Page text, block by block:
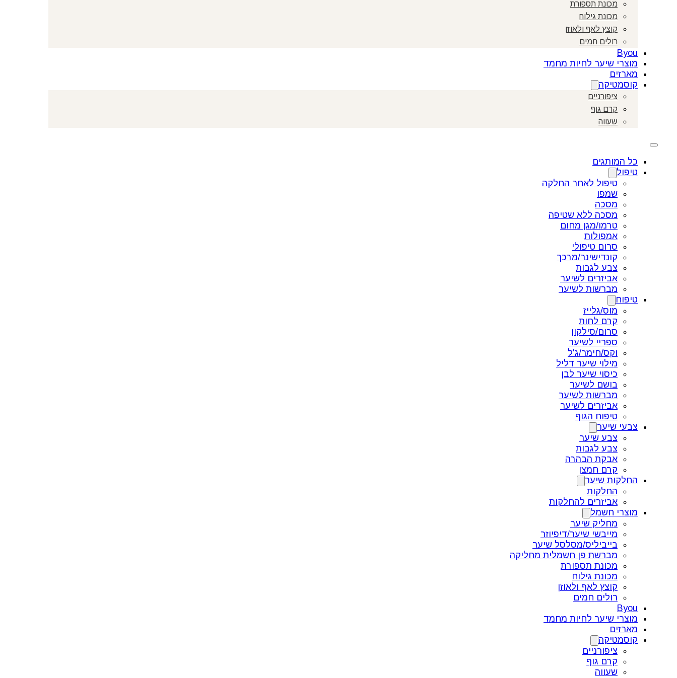
מכונת תספורת
מכונת גילוח
קוצץ לאף ולאוזן
רולים חמים
Byou
מוצרי שיער לחיות מחמד
מארזים
קוסמטיקה
ציפורניים
קרם גוף
שעווה
כל המותגים
טיפול
טיפול לאחר החלקה
שמפו
מסכה
מסכה ללא שטיפה
טרמו/מגן מחום
אמפולות
סרום טיפולי
קונדישינר/מרכך
צבע לגבות
אביזרים לשיער
מברשות לשיער
טיפוח
מוס/גלייז
קרם לחות
סרום/סילקון
ספריי לשיער
וקס/חימר/ג'ל
מילוי שיער דליל
כיסוי שיער לבן
בושם לשיער
מברשות לשיער
אביזרים לשיער
טיפוח הגוף
צבעי שיער
צבע שיער
צבע לגבות
אבקת הבהרה
קרם חמצן
החלקות שיער
החלקות
אביזרים להחלקות
מוצרי חשמל
מחליק שיער
מייבשי שיער/דיפיוזר
בייביליס/מסלסל שיער
מברשת פן חשמלית מחליקה
מכונת תספורת
מכונת גילוח
קוצץ לאף ולאוזן
רולים חמים
Byou
מוצרי שיער לחיות מחמד
מארזים
קוסמטיקה
ציפורניים
קרם גוף
שעווה